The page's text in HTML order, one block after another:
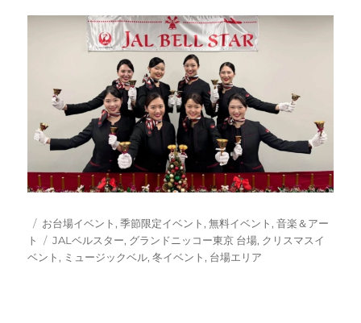
投
稿
日:
カ
テ
ゴ
お台場イベント ,季節限定イベント ,無料イベント ,音楽＆アー
ト
タ
グ
JALベルスター, グランドニッコー東京 台場, クリスマスイ
ベント , ミュージックベル,冬イベント , 台場エリア